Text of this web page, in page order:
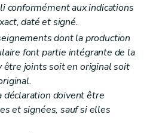
conformément aux indications
daté et signé.
dont la production
font partie intégrante de la
être joints soit en original soit
déclaration doivent être
et signées, sauf si elles